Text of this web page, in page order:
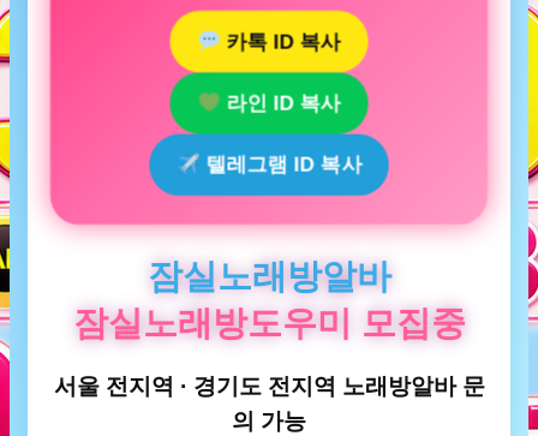
카톡 ID 복사
라인 ID 복사
텔레그램 ID 복사
잠실노래방알바
잠실노래방도우미 모집중
서울 전지역 · 경기도 전지역 노래방알바 문
의 가능